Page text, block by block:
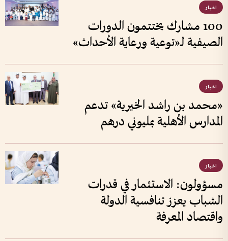
اخبار
100 مشارك يختتمون الدورات
الصيفية لـ«توعية ورعاية الأحداث»
اخبار
«محمد بن راشد الخيرية» تدعم
المدارس الأهلية بمليوني درهم
اخبار
مسؤولون: الاستثمار في قدرات
الشباب يعزز تنافسية الدولة
واقتصاد المعرفة